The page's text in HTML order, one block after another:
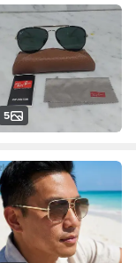
5